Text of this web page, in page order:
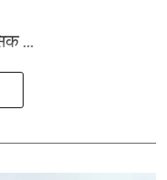
...